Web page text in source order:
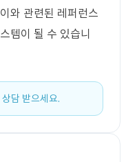
와 관련된 레퍼런스
템이 될 수 있습니
담 받으세요.